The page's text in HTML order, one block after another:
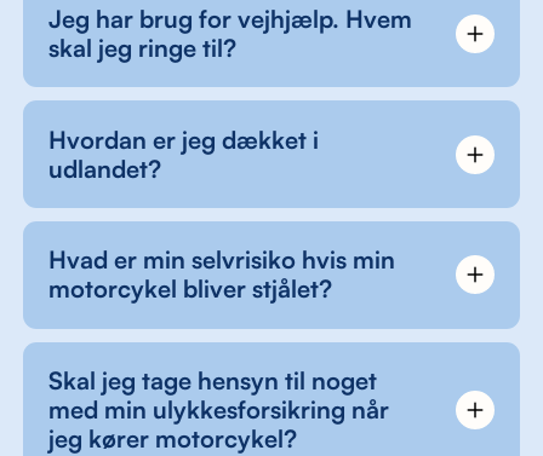
Jeg har brug for vejhjælp. Hvem
skal jeg ringe til?
Hvordan er jeg dækket i
udlandet?
Hvad er min selvrisiko hvis min
motorcykel bliver stjålet?
Skal jeg tage hensyn til noget
med min ulykkesforsikring når
jeg kører motorcykel?